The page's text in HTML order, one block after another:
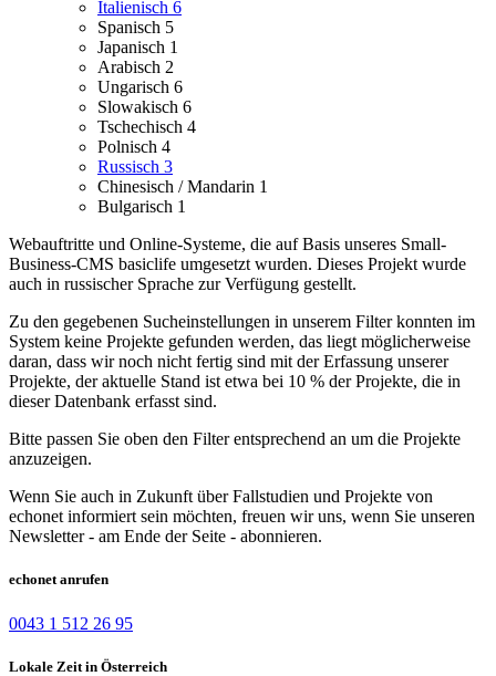
Italienisch 6
Spanisch 5
Japanisch 1
Arabisch 2
Ungarisch 6
Slowakisch 6
Tschechisch 4
Polnisch 4
Russisch 3
Chinesisch / Mandarin 1
Bulgarisch 1
Webauftritte und Online-Systeme, die auf Basis unseres Small-
Business-CMS basiclife umgesetzt wurden. Dieses Projekt wurde
auch in russischer Sprache zur Verfügung gestellt.
Zu den gegebenen Sucheinstellungen in unserem Filter konnten im
System keine Projekte gefunden werden, das liegt möglicherweise
daran, dass wir noch nicht fertig sind mit der Erfassung unserer
Projekte, der aktuelle Stand ist etwa bei 10 % der Projekte, die in
dieser Datenbank erfasst sind.
Bitte passen Sie oben den Filter entsprechend an um die Projekte
anzuzeigen.
Wenn Sie auch in Zukunft über Fallstudien und Projekte von
echonet informiert sein möchten, freuen wir uns, wenn Sie unseren
Newsletter - am Ende der Seite - abonnieren.
echonet anrufen
0043 1 512 26 95
Lokale Zeit in Österreich